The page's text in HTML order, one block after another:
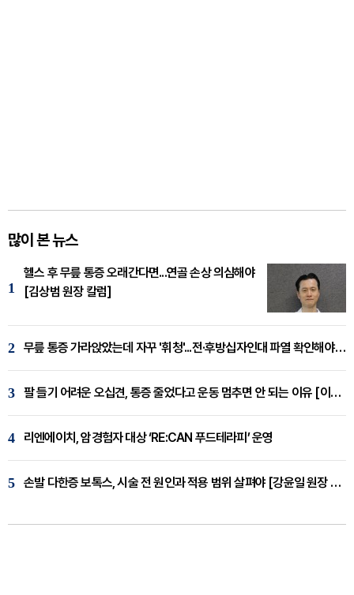
많이 본 뉴스
1
헬스 후 무릎 통증 오래간다면...연골 손상 의심해야
[김상범 원장 칼럼]
2 무릎 통증 가라앉았는데 자꾸 '휘청'...전·후방십자인대 파열 확인해야 [곽우경 원장 칼럼]
3 팔 들기 어려운 오십견, 통증 줄었다고 운동 멈추면 안 되는 이유 [이병욱 원장 칼럼]
4 리엔에이치, 암경험자 대상 ‘RE:CAN 푸드테라피’ 운영
5 손발 다한증 보톡스, 시술 전 원인과 적용 범위 살펴야 [강윤일 원장 칼럼]